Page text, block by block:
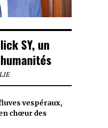
SY, un
vespéraux,
chœur des